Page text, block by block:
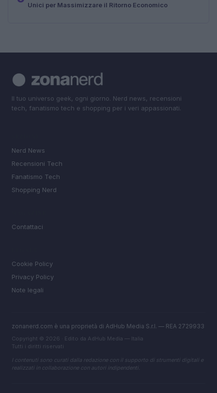
Unici per Massimizzare il Ritorno Economico
Il tuo universo geek, ogni giorno. Nerd news, recensioni
tech, fanatismo tech e shopping per i veri appassionati.
Nerd News
Recensioni Tech
Fanatismo Tech
Shopping Nerd
Contattaci
Cookie Policy
Privacy Policy
Note legali
zonanerd.com è una proprietà di AdHub Media S.r.l. — REA 2729933
Copyright © 2026 · Edito da AdHub Media — Italia
Tutti i diritti riservati
I contenuti sono curati dalla redazione con il supporto di strumenti digitali e
realizzati in collaborazione con autori indipendenti.